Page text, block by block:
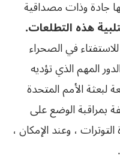
جادة وذات مصداقية
هذه التطلعات.
في الصحراء
المهم الذي تؤديه
لبعثة الأمم المتحدة
بمراقبة الوضع على
، وعند الإمكان ،